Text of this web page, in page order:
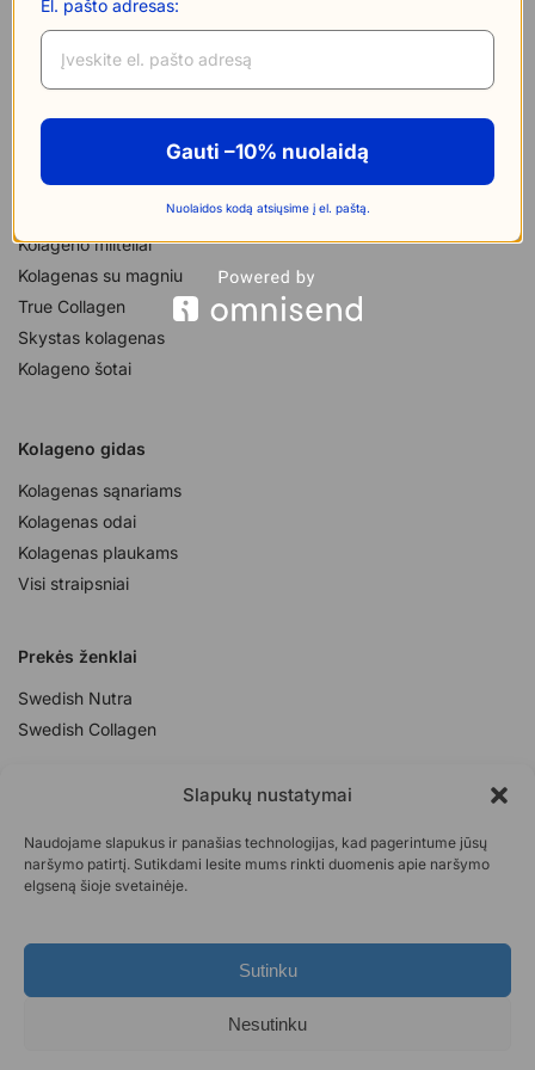
Slapukų nustatymai
Naudojame slapukus ir panašias technologijas, kad pagerintume jūsų
naršymo patirtį. Sutikdami lesite mums rinkti duomenis apie naršymo
elgseną šioje svetainėje.
Sutinku
Nesutinku
I-V 09:00 – 18:00
Kolageno papildai
Geriamas kolagenas
Kolageno milteliai
Kolagenas su magniu
True Collagen
Skystas kolagenas
Kolageno šotai
Kolageno gidas
Kolagenas sąnariams
Kolagenas odai
Kolagenas plaukams
Visi straipsniai
Prekės ženklai
Swedish Nutra
Swedish Collagen
Apie mus
Privatumo nuostatos
Parduotuvės taisyklės
El. pašto adresas:
Gauti –10% nuolaidą
Nuolaidos kodą atsiųsime į el. paštą.